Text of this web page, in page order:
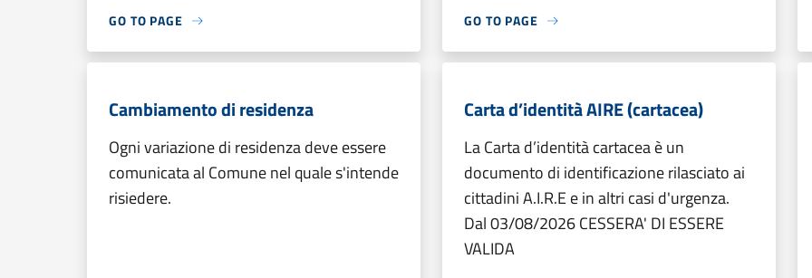
GO TO PAGE GO TO PAGE
Cambiamento di residenza
Ogni variazione di residenza deve essere
comunicata al Comune nel quale s'intende
risiedere.
Carta d’identità AIRE (cartacea)
La Carta d’identità cartacea è un
documento di identificazione rilasciato ai
cittadini A.I.R.E e in altri casi d'urgenza.
Dal 03/08/2026 CESSERA' DI ESSERE
VALIDA